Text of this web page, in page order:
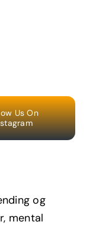
Us On
og
mental